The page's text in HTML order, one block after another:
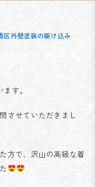
区外壁塗装の駆け込み
す。
させていただきまし
方で、沢山の高級な着